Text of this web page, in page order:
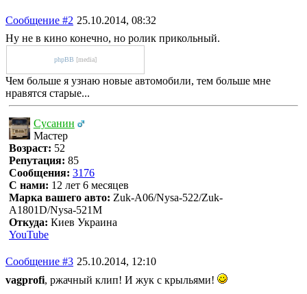
Сообщение #2 25.10.2014, 08:32
Ну не в кино конечно, но ролик прикольный.
phpBB [media]
Чем больше я узнаю новые автомобили, тем больше мне
нравятся старые...
Сусанин
Мастер
Возраст: 52
Репутация: 85
Сообщения: 3176
С нами: 12 лет 6 месяцев
Марка вашего авто: Zuk-A06/Nysa-522/Zuk-
A1801D/Nysa-521M
Откуда: Киев Украина
YouTube
Сообщение #3 25.10.2014, 12:10
vagprofi, ржачный клип! И жук с крыльями!